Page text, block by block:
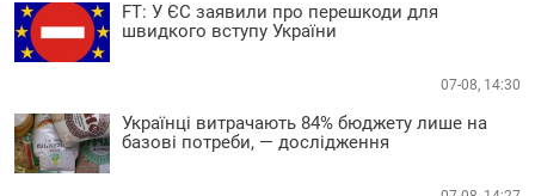
FT: У ЄС заявили про перешкоди для
швидкого вступу України
07-08, 14:30
Українці витрачають 84% бюджету лише на
базові потреби, — дослідження